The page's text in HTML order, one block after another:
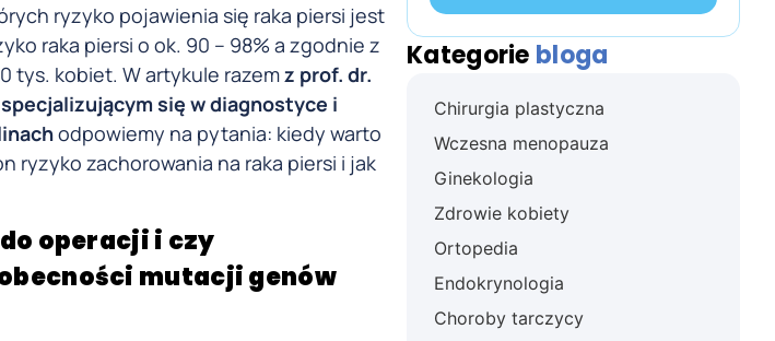
ryzyko pojawienia się raka piersi jest
raka piersi o ok. 90 – 98% a zgodnie z
tys. kobiet. W artykule razemz prof. dr.
się w diagnostyce i
odpowiemy na pytania: kiedy warto
ryzyko zachorowania na raka piersi i jak
operacji i czy
mutacji genów
Kategorie bloga
Chirurgia plastyczna
Wczesna menopauza
Ginekologia
Zdrowie kobiety
Ortopedia
Endokrynologia
Choroby tarczycy